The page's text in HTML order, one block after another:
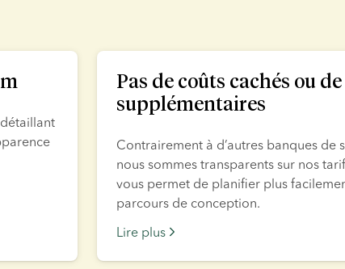
Pas de coûts cachés ou
supplémentaires
Contrairement à d’autres banques de
nous sommes transparents sur nos
vous permet de planifier plus
parcours de conception.
Lire plus